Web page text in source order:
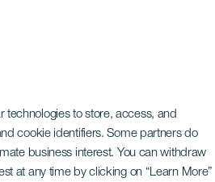
technologies to store, access, and
cookie identifiers. Some partners do
business interest. You can withdraw
at any time by clicking on “Learn More”